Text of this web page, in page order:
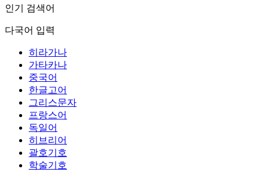
인기 검색어
다국어 입력
히라가나
가타카나
중국어
한글고어
그리스문자
프랑스어
독일어
히브리어
괄호기호
학술기호